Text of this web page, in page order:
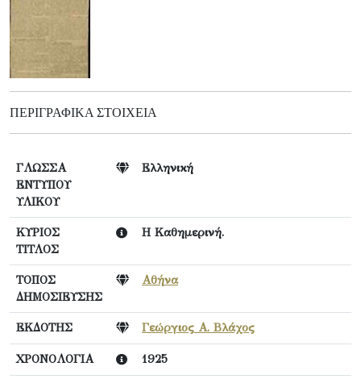
ΠΕΡΙΓΡΑΦΙΚΆ ΣΤΟΙΧΕΊΑ
ΓΛΩΣΣΑ
ΕΝΤΥΠΟΥ
ΥΛΙΚΟΥ
Ελληνική
ΚΥΡΙΟΣ
ΤΙΤΛΟΣ
Η Καθημερινή.
ΤΟΠΟΣ
ΔΗΜΟΣΙΕΥΣΗΣ
Αθήνα
ΕΚΔΟΤΗΣ Γεώργιος Α. Βλάχος
ΧΡΟΝΟΛΟΓΙΑ 1925